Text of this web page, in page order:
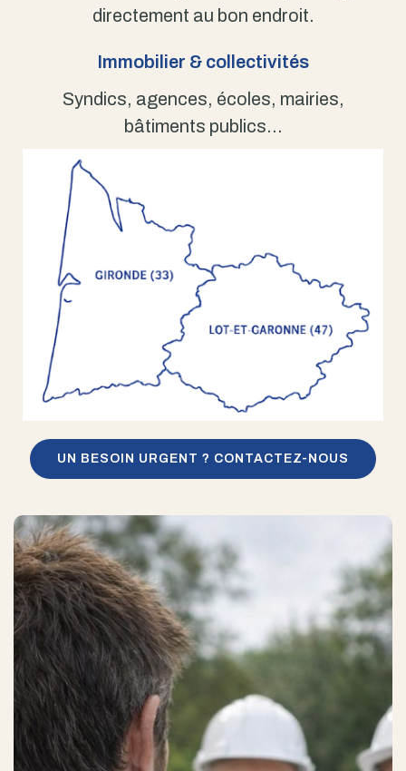
directement au bon endroit.
Immobilier & collectivités
Syndics, agences, écoles, mairies,
bâtiments publics…
UN BESOIN URGENT ? CONTACTEZ-NOUS